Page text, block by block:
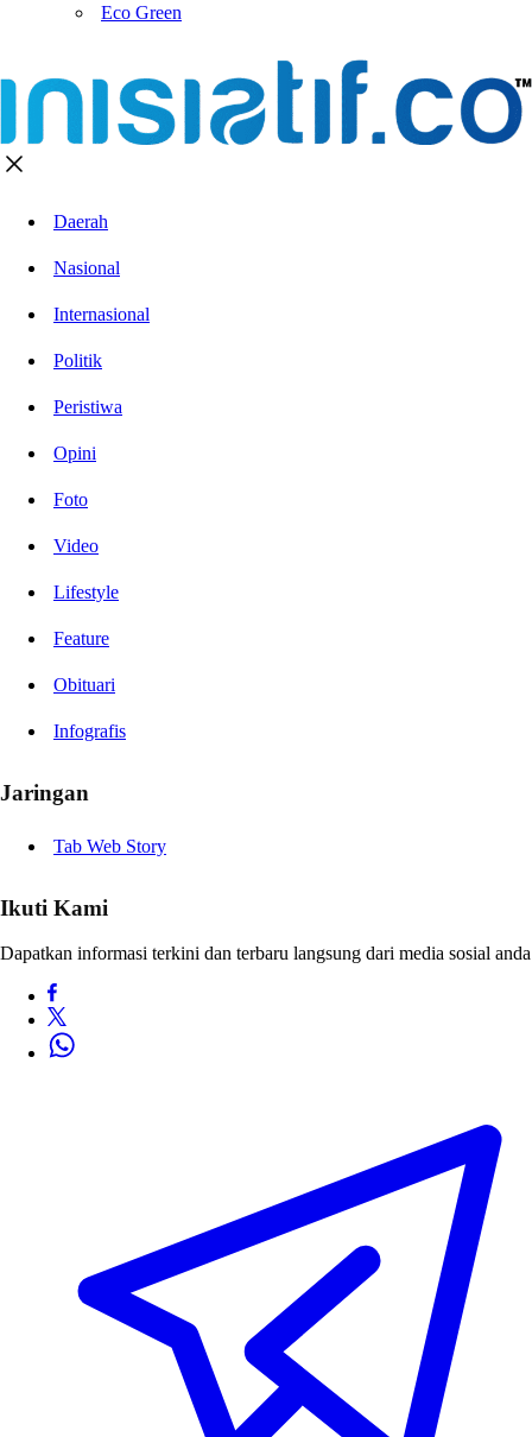
Eco Green
Daerah
Nasional
Internasional
Politik
Peristiwa
Opini
Foto
Video
Lifestyle
Feature
Obituari
Infografis
Jaringan
Tab Web Story
Ikuti Kami
Dapatkan informasi terkini dan terbaru langsung dari media sosial anda